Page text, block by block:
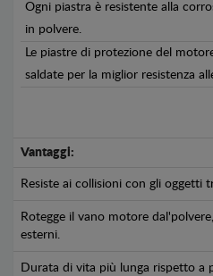
Ogni piastra è resistente alla
in polvere.
Le piastre di protezione del
saldate per la miglior resistenza
Vantaggi:
Resiste ai collisioni con gli oggetti
Rotegge il vano motore
esterni.
Durata di vita più lunga rispetto a